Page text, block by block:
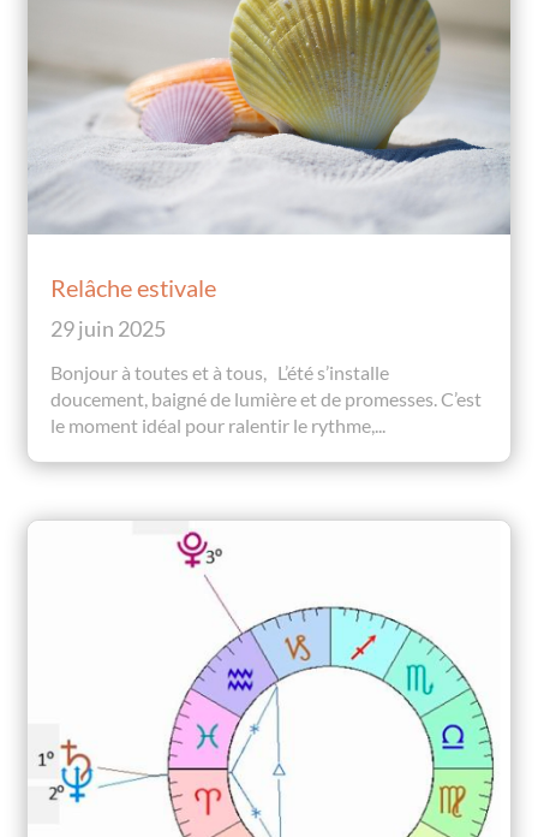
Relâche estivale
29 juin 2025
Bonjour à toutes et à tous, L’été s’installe
doucement, baigné de lumière et de promesses. C’est
le moment idéal pour ralentir le rythme,...